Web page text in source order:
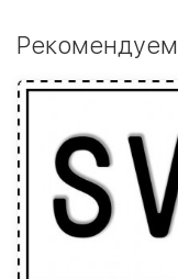
Рекомендуем